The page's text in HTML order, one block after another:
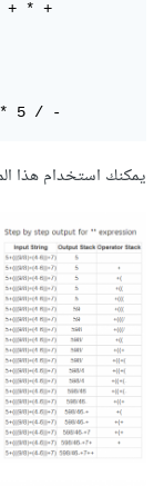
+ * +
* 5 / -
يمكنك استخدام هذا